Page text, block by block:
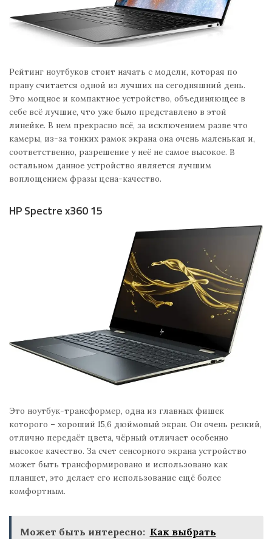
Рейтинг ноутбуков стоит начать с модели, которая по
праву считается одной из лучших на сегодняшний день.
Это мощное и компактное устройство, объединяющее в
себе всё лучшие, что уже было представлено в этой
линейке. В нем прекрасно всё, за исключением разве что
камеры, из-за тонких рамок экрана она очень маленькая и,
соответственно, разрешение у неё не самое высокое. В
остальном данное устройство является лучшим
воплощением фразы цена-качество.
HP Spectre x360 15
Это ноутбук-трансформер, одна из главных фишек
которого – хороший 15,6 дюймовый экран. Он очень резкий,
отлично передаёт цвета, чёрный отличает особенно
высокое качество. За счет сенсорного экрана устройство
может быть трансформировано и использовано как
планшет, это делает его использование ещё более
комфортным.
Может быть интересно: Как выбрать